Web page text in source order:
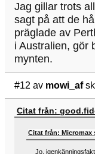
Jag gillar trots
sagt på att de
präglade av
i Australien, gör
mynten.
#12 av mowi_af
Citat från:
Citat från: Micromax
Jo,